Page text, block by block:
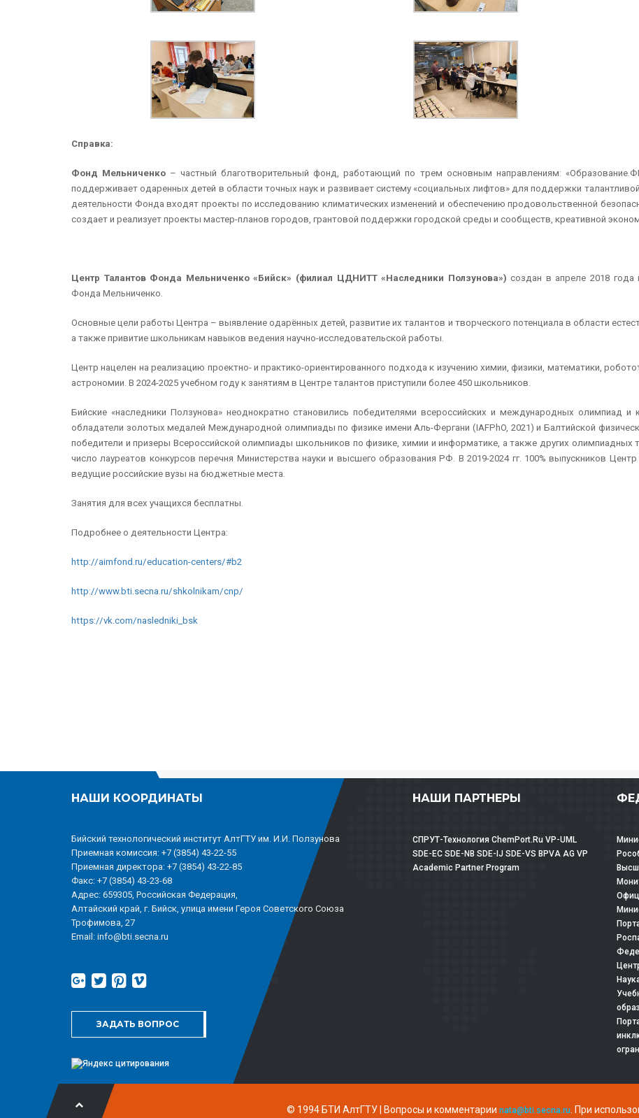
Справка:
Фонд Мельниченко – частный благотворительный фонд, работающий по трем основным направлениям:
поддерживает одаренных детей в области точных наук и развивает систему «социальных лифтов» для поддержки
деятельности Фонда входят проекты по исследованию климатических изменений и обеспечению продовольственной
создает и реализует проекты мастер-планов городов, грантовой поддержки городской среды и сообществ, креативной
Центр Талантов Фонда Мельниченко «Бийск» (филиал ЦДНИТТ «Наследники Ползунова»)создан в апреле 2018 года
Фонда Мельниченко.
Основные цели работы Центра – выявление одарённых детей, развитие их талантов и творческого потенциала в области
а также привитие школьникам навыков ведения научно-исследовательской работы.
Центр нацелен на реализацию проектно- и практико-ориентированного подхода к изучению химии, физики, математики,
астрономии. В 2024-2025 учебном году к занятиям в Центре талантов приступили более 450 школьников.
Бийские «наследники Ползунова» неоднократно становились победителями всероссийских и международных олимпиад и
обладатели золотых медалей Международной олимпиады по физике имени Аль-Фергани (IAFPhO, 2021) и Балтийской
победители и призеры Всероссийской олимпиады школьников по физике, химии и информатике, а также других
число лауреатов конкурсов перечня Министерства науки и высшего образования РФ. В 2019-2024 гг. 100% выпускников
ведущие российские вузы на бюджетные места.
Занятия для всех учащихся бесплатны.
Подробнее о деятельности Центра:
http://aimfond.ru/education-centers/#b2
http://www.bti.secna.ru/shkolnikam/cnp/
https://vk.com/nasledniki_bsk
НАШИ КООРДИНАТЫ
Бийский технологический институт АлтГТУ им. И.И. Ползунова
Приемная комиссия: +7 (3854) 43-22-55
Приемная директора: +7 (3854) 43-22-85
Факс: +7 (3854) 43-23-68
Адрес: 659305, Российская Федерация,
Алтайский край, г. Бийск, улица имени Героя Советского Союза
Трофимова, 27
Email: info@bti.secna.ru
ЗАДАТЬ ВОПРОС
НАШИ ПАРТНЕРЫ
СПРУТ-Технология ChemPort.Ru VP-UML
SDE-EC SDE-NB SDE-IJ SDE-VS BPVA AG VP
Academic Partner Program
© 1994 БТИ АлтГТУ | Вопросы и комментарии nata@bti.secna.ru. При